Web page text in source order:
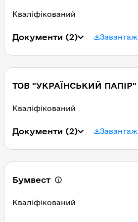
Кваліфікований
Документи (2)
ТОВ "УКРАЇНСЬКИЙ ПАПІР"
Кваліфікований
Документи (2)
Бумвест
Кваліфікований